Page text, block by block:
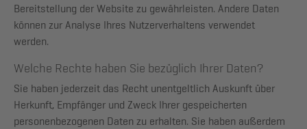
Bereitstellung der Website zu gewährleisten. Andere Daten
können zur Analyse Ihres Nutzerverhaltens verwendet
werden.
Welche Rechte haben Sie bezüglich Ihrer Daten?
Sie haben jederzeit das Recht unentgeltlich Auskunft über
Herkunft, Empfänger und Zweck Ihrer gespeicherten
personenbezogenen Daten zu erhalten. Sie haben außerdem